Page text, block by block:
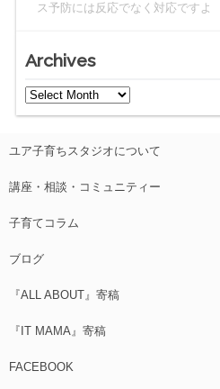
ス予防には反応でなく対応ですよ
Archives
ユア子育ちスタジオについて
講座・相談・コミュニティー
子育てコラム
ブログ
『ALL ABOUT』寄稿
『IT MAMA』寄稿
FACEBOOK